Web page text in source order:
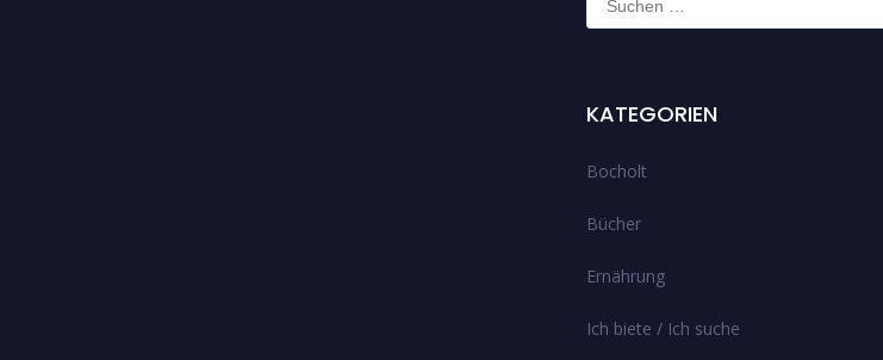
nach:
KATEGORIEN
Bocholt
Bücher
Ernährung
Ich biete / Ich suche